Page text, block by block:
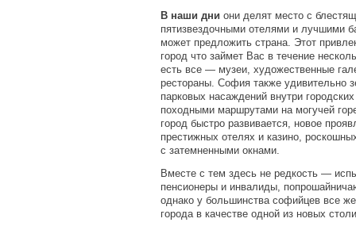
В наши дни они делят место с
пятизвездочными отелями и лучшими
может предложить страна. Этот
город что займет Вас в течение
есть все — музеи, художественные
рестораны. София также удивительно
парковых насаждений внутри
походными маршрутами на могучей
город быстро развивается, новое
престижных отелях и казино,
с затемненными окнами.
Вместе с тем здесь не редкость —
пенсионеры и инвалиды,
однако у большинства софийцев все
города в качестве одной из новых